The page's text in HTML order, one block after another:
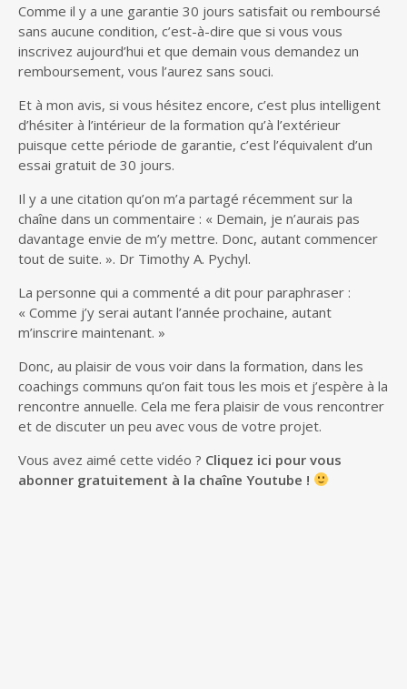
Comme il y a une garantie 30 jours satisfait ou remboursé
sans aucune condition, c’est-à-dire que si vous vous
inscrivez aujourd’hui et que demain vous demandez un
remboursement, vous l’aurez sans souci.
Et à mon avis, si vous hésitez encore, c’est plus intelligent
d’hésiter à l’intérieur de la formation qu’à l’extérieur
puisque cette période de garantie, c’est l’équivalent d’un
essai gratuit de 30 jours.
Il y a une citation qu’on m’a partagé récemment sur la
chaîne dans un commentaire : « Demain, je n’aurais pas
davantage envie de m’y mettre. Donc, autant commencer
tout de suite. ». Dr Timothy A. Pychyl.
La personne qui a commenté a dit pour paraphraser :
« Comme j’y serai autant l’année prochaine, autant
m’inscrire maintenant. »
Donc, au plaisir de vous voir dans la formation, dans les
coachings communs qu’on fait tous les mois et j’espère à la
rencontre annuelle. Cela me fera plaisir de vous rencontrer
et de discuter un peu avec vous de votre projet.
Vous avez aimé cette vidéo ? Cliquez ici pour vous
abonner gratuitement à la chaîne Youtube !